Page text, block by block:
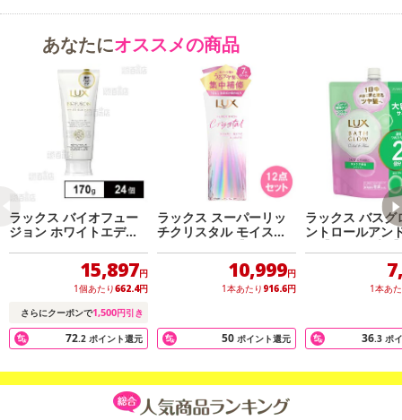
あなたにオススメの商品
ラックス バイオフュー
ジョン ホワイトエディ
15,897円
1個あたり662.4円
さらにクーポンで1,500円引き
72.2 ポイント還元
ラックス スーパーリッ
チクリスタル モイスチ
ャー＆リペア【トリート
メント】本体×12点セッ
10,999円
1本あたり 916.6円
50 ポイント還元
ラックス バスグ
ントロールアン
ン【シャンプー
え用 700G×9点
1本あ
36.3 ポ